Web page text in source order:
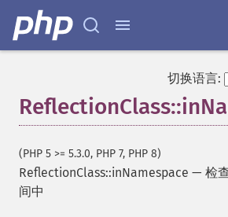
切换语言:
(PHP 5 >= 5.3.0, PHP 7, PHP 8)
ReflectionClass::inNamespace — 检
间中